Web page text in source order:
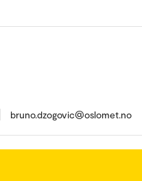
bruno.dzogovic@oslomet.no